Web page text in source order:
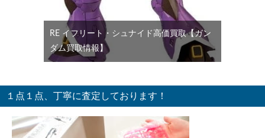
RE イフリート・シュナイド高価買取【ガン
ダム買取情報】
１点１点、丁寧に査定しております！